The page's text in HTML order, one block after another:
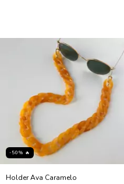
-50% 🔥
Holder Ava Caramelo